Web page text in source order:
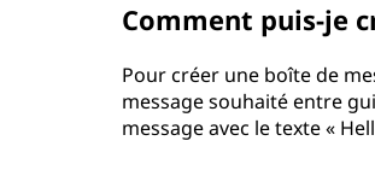
Comment puis-je
Pour créer une boîte de
message souhaité entre
message avec le texte «